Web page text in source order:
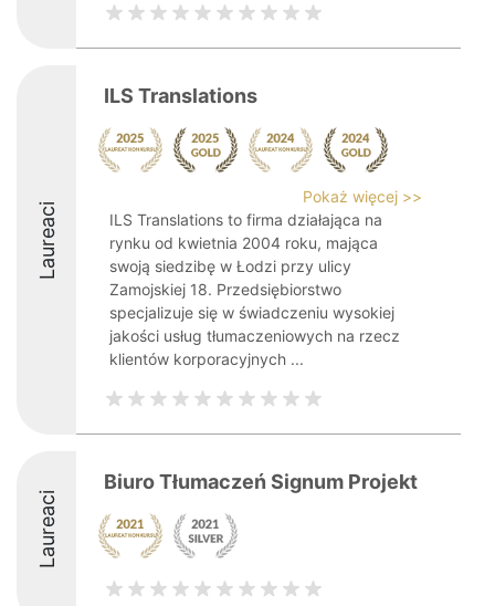
Laureaci
ILS Translations
Pokaż więcej >>
ILS Translations to firma działająca na
rynku od kwietnia 2004 roku, mająca
swoją siedzibę w Łodzi przy ulicy
Zamojskiej 18. Przedsiębiorstwo
specjalizuje się w świadczeniu wysokiej
jakości usług tłumaczeniowych na rzecz
klientów korporacyjnych ...
Laureaci
Biuro Tłumaczeń Signum Projekt